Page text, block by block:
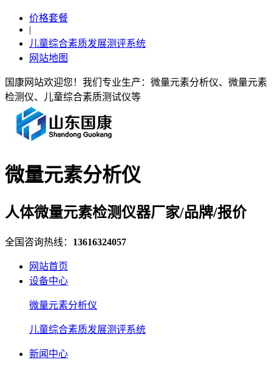
价格套餐
|
儿童综合素质发展测评系统
网站地图
国康网站欢迎您！我们专业生产：微量元素分析仪、微量元素
检测仪、儿童综合素质测试仪等
微量元素分析仪
人体微量元素检测仪器厂家/品牌/报价
全国咨询热线： 13616324057
网站首页
设备中心
微量元素分析仪
儿童综合素质发展测评系统
新闻中心